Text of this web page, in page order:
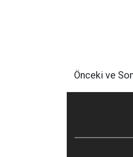
Önceki ve